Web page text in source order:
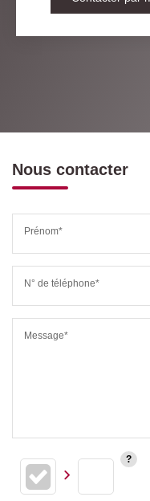
Nous contacter
Prénom*
N° de téléphone*
Message*